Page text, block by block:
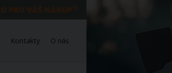
Kontakty O nás